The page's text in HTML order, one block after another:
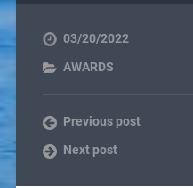
03/20/2022
AWARDS
Previous post
Next post